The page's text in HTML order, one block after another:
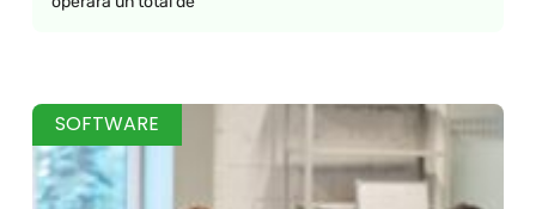
SOFTWARE